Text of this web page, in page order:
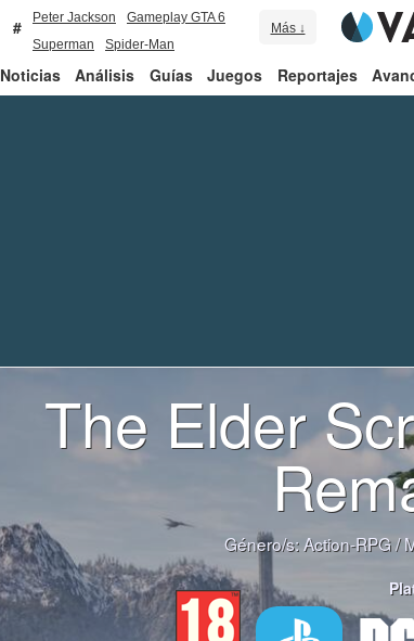
Peter Jackson
Gameplay GTA 6
Superman
Spider-Man
Más ↓
Noticias Análisis Guías Juegos Reportajes
The Elder
Género/s:Action-RPG/